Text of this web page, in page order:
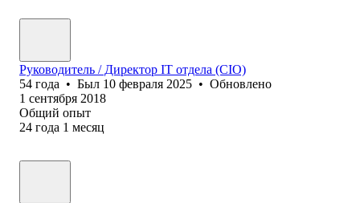
Руководитель / Директор IT отдела (CIO)
54 года • Был 10 февраля 2025 • Обновлено
1 сентября 2018
Общий опыт
24 года 1 месяц